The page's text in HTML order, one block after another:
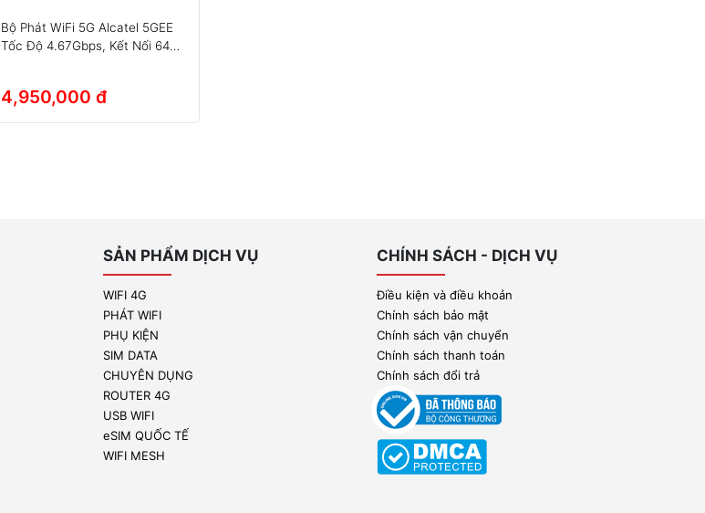
Bộ Phát WiFi 5G Alcatel 5GEE
Tốc Độ 4.67Gbps, Kết Nối 64
4,950,000 đ
SẢN PHẨM DỊCH VỤ
WIFI 4G
PHÁT WIFI
PHỤ KIỆN
SIM DATA
CHUYÊN DỤNG
ROUTER 4G
USB WIFI
eSIM QUỐC TẾ
WIFI MESH
CHÍNH SÁCH - DỊCH VỤ
Điều kiện và điều khoản
Chính sách bảo mật
Chính sách vận chuyển
Chính sách thanh toán
Chính sách đổi trả